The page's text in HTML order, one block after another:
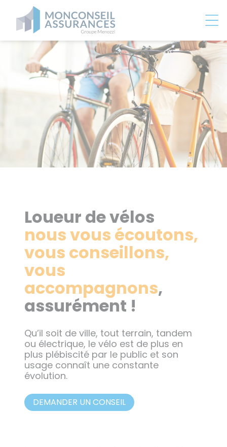
Loueur de vélos
nous vous écoutons,
vous conseillons,
vous
accompagnons,
assurément !
Qu’il soit de ville, tout terrain, tandem
ou électrique, le vélo est de plus en
plus plébiscité par le public et son
usage connaît une constante
évolution.
DEMANDER UN CONSEIL
Panneau de gestion des cookies